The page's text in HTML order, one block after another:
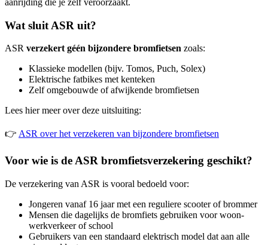
Wat sluit ASR uit?
ASR verzekert géén bijzondere bromfietsen zoals:
Klassieke modellen (bijv. Tomos, Puch, Solex)
Elektrische fatbikes met kenteken
Zelf omgebouwde of afwijkende bromfietsen
Lees hier meer over deze uitsluiting:
👉 ASR over het verzekeren van bijzondere bromfietsen
Voor wie is de ASR bromfietsverzekering geschikt?
De verzekering van ASR is vooral bedoeld voor:
Jongeren vanaf 16 jaar met een reguliere scooter of brommer
Mensen die dagelijks de bromfiets gebruiken voor woon-
werkverkeer of school
Gebruikers van een standaard elektrisch model dat aan alle